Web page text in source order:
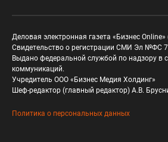
Деловая электронная газета «Бизнес Online»
Свидетельство о регистрации СМИ Эл №ФС
Выдано федеральной службой по надзору в
коммуникаций.
Учредитель ООО «Бизнес Медия Холдинг»
Шеф-редактор (главный редактор) А.В.
Политика о персональных данных